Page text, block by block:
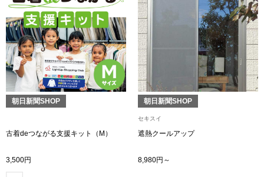
ボトムス
パンツ／スラ
ショート･クロ
朝日新聞SHOP
古着deつながる支援キット（M）
3,500円
朝日新聞SHOP
セキスイ
遮熱クールアップ
8,980円～